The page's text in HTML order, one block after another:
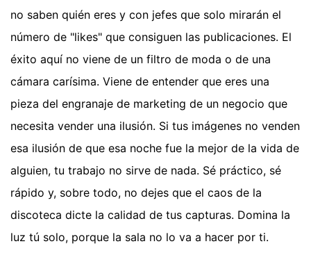
no saben quién eres y con jefes que solo mirarán el
número de "likes" que consiguen las publicaciones. El
éxito aquí no viene de un filtro de moda o de una
cámara carísima. Viene de entender que eres una
pieza del engranaje de marketing de un negocio que
necesita vender una ilusión. Si tus imágenes no venden
esa ilusión de que esa noche fue la mejor de la vida de
alguien, tu trabajo no sirve de nada. Sé práctico, sé
rápido y, sobre todo, no dejes que el caos de la
discoteca dicte la calidad de tus capturas. Domina la
luz tú solo, porque la sala no lo va a hacer por ti.